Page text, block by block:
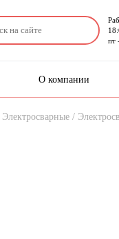
пт
О компании
Электросварные /